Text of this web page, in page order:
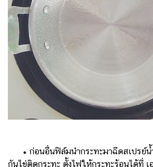
• ก่อนอื่นฟิล์มนำกระทะมาฉีดสเปรย์น้
กันไข่ติดกระทะ ตั้งไฟให้กระทะร้อนได้ที่